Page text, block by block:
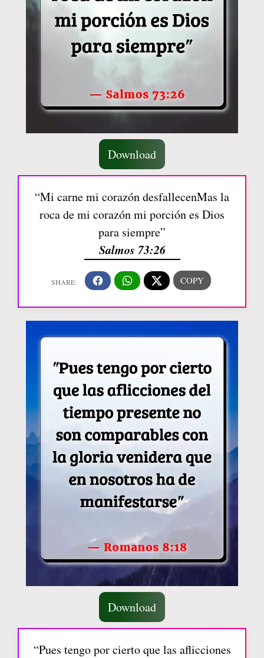
Download
“Mi carne mi corazón desfallecenMas la
roca de mi corazón mi porción es Dios
para siempre”
Salmos 73:26
Download
“Pues tengo por cierto que las aflicciones